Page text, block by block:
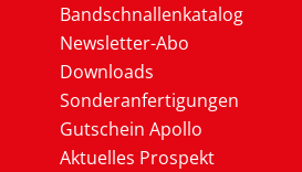
Bandschnallenkatalog
Newsletter-Abo
Downloads
Sonderanfertigungen
Gutschein Apollo
Aktuelles Prospekt